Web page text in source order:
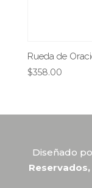
Rueda de
$358.00
Diseñado